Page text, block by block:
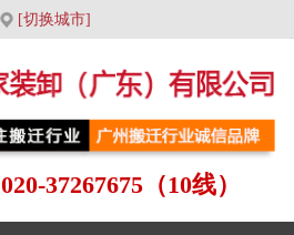
[切换城市]
020-37267675（10线）